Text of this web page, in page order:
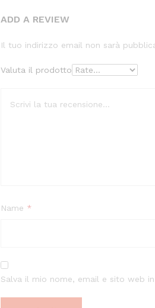
ADD A REVIEW
Il tuo indirizzo email non sarà
Valuta il prodotto
Name *
Salva il mio nome, email e sito web